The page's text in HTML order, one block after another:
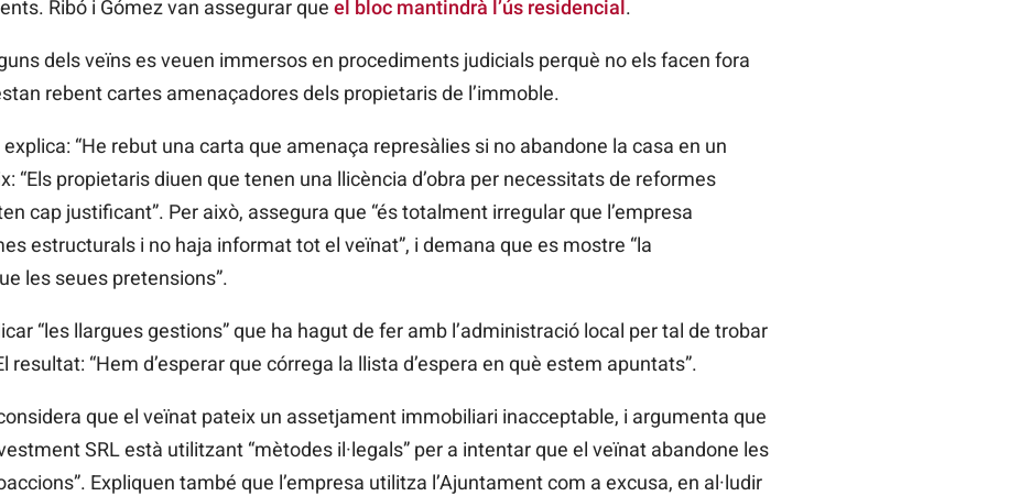
Ribó i Gómez van assegurar que el bloc mantindrà l’ús residencial.
dels veïns es veuen immersos en procediments judicials perquè no els facen fora
rebent cartes amenaçadores dels propietaris de l’immoble.
“He rebut una carta que amenaça represàlies si no abandone la casa en un
“Els propietaris diuen que tenen una llicència d’obra per necessitats de reformes
cap justificant”. Per això, assegura que “és totalment irregular que l’empresa
estructurals i no haja informat tot el veïnat”, i demana que es mostre “la
les seues pretensions”.
“les llargues gestions” que ha hagut de fer amb l’administració local per tal de trobar
resultat: “Hem d’esperar que córrega la llista d’espera en què estem apuntats”.
que el veïnat pateix un assetjament immobiliari inacceptable, i argumenta que
SRL està utilitzant “mètodes il·legals” per a intentar que el veïnat abandone les
Expliquen també que l’empresa utilitza l’Ajuntament com a excusa, en al·ludir